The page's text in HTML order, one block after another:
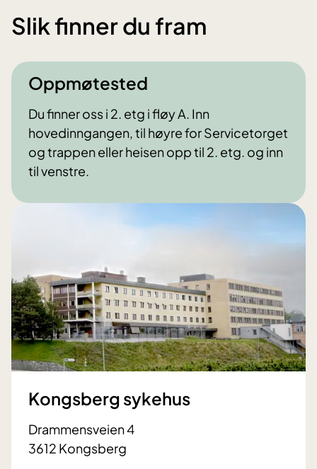
Slik finner du fram
Oppmøtested
Du finner oss i 2. etg i fløy A. Inn
hovedinngangen, til høyre for Servicetorget
og trappen eller heisen opp til 2. etg. og inn
til venstre.
Kongsberg sykehus
Drammensveien 4
3612 Kongsberg